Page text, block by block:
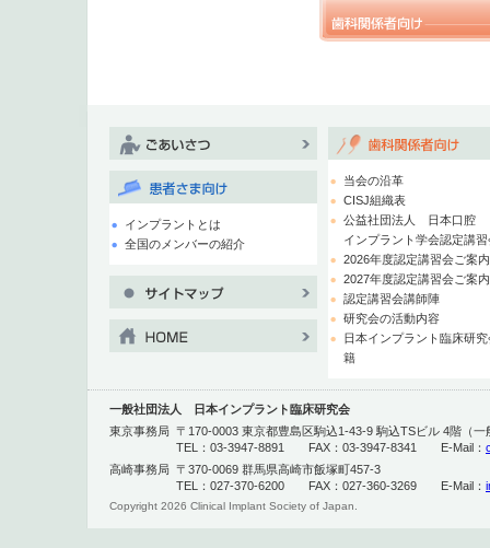
インプラントとは
全国のメンバーの紹介
当会の沿革
CISJ組織表
公益社団法人 日本口腔
インプラント学会認定講
2026年度認定講習会ご案内
2027年度認定講習会ご案内
認定講習会講師陣
研究会の活動内容
日本インプラント臨床研
籍
一般社団法人 日本インプラント臨床研究会
東京事務局 〒170-0003 東京都豊島区駒込1-43-9 駒込TSビル 4階（
TEL：03-3947-8891 FAX：03-3947-8341 E-Mail：
高崎事務局 〒370-0069 群馬県高崎市飯塚町457-3
TEL：027-370-6200 FAX：027-360-3269 E-Mail：
Copyright 2026 Clinical Implant Society of Japan.